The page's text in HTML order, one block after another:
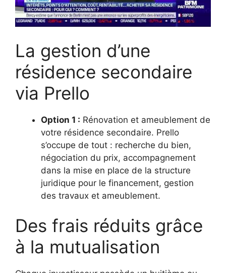
La gestion d’une
résidence secondaire
via Prello
Option 1 : Rénovation et ameublement de
votre résidence secondaire. Prello
s’occupe de tout : recherche du bien,
négociation du prix, accompagnement
dans la mise en place de la structure
juridique pour le financement, gestion
des travaux et ameublement.
Des frais réduits grâce
à la mutualisation